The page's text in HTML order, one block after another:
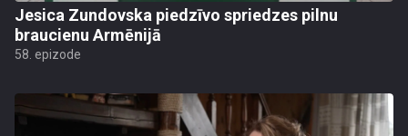
Jesica Zundovska piedzīvo spriedzes pilnu
braucienu Armēnijā
58. epizode